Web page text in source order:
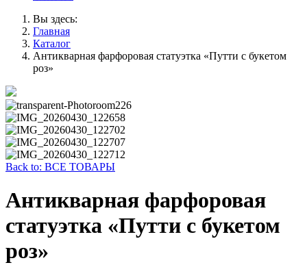
Вы здесь:
Главная
Каталог
Антикварная фарфоровая статуэтка «Путти с букетом
роз»
Back to: ВСЕ ТОВАРЫ
Антикварная фарфоровая
статуэтка «Путти с букетом
роз»